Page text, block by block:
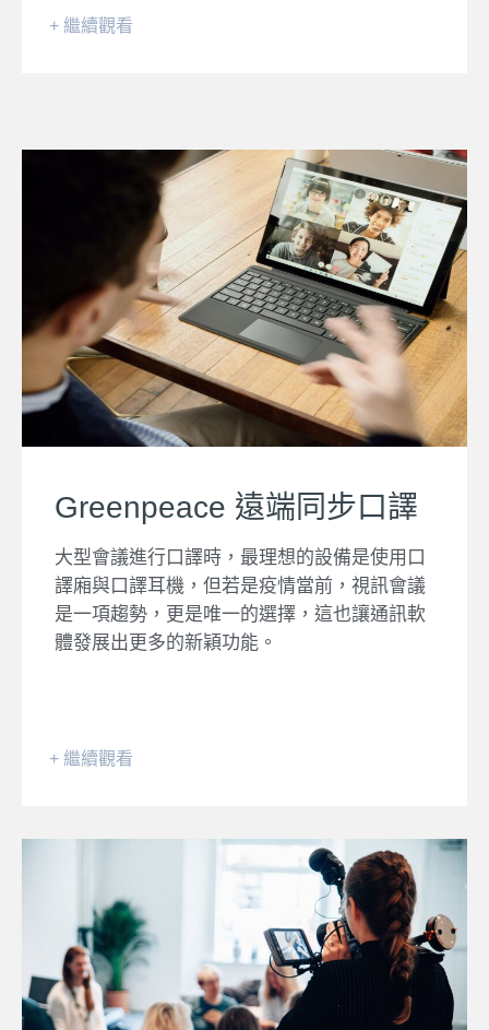
+ 繼續觀看
Greenpeace 遠端同步口譯
大型會議進行口譯時，最理想的設備是使用口
譯廂與口譯耳機，但若是疫情當前，視訊會議
是一項趨勢，更是唯一的選擇，這也讓通訊軟
體發展出更多的新穎功能。
+ 繼續觀看